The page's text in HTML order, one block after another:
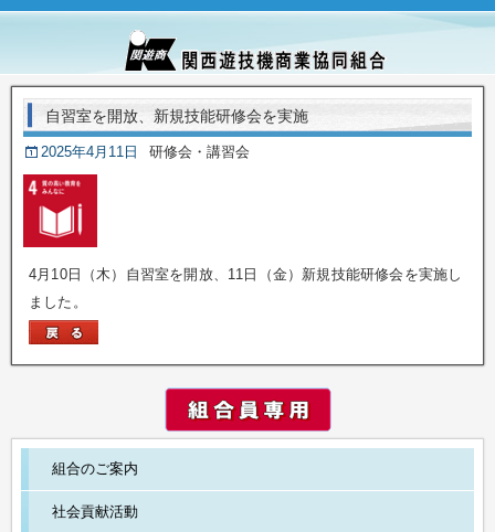
自習室を開放、新規技能研修会を実施
2025年4月11日 研修会・講習会
4月10日（木）自習室を開放、11日（金）新規技能研修会を実施し
ました。
組合のご案内
社会貢献活動